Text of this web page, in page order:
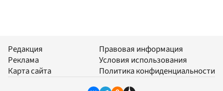
Редакция
Реклама
Карта сайта
Правовая информация
Условия использования
Политика конфиденциальности